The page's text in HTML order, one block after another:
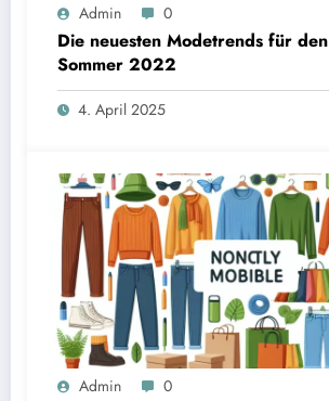
Admin 0
Die neuesten Modetrends für den
Sommer 2022
4. April 2025
Admin 0